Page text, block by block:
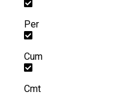
Per
Cum
Cmt